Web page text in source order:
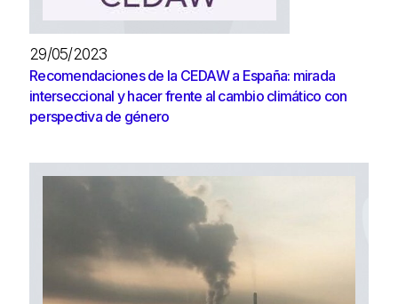
29/05/2023
Recomendaciones de la CEDAW a España: mirada
interseccional y hacer frente al cambio climático con
perspectiva de género